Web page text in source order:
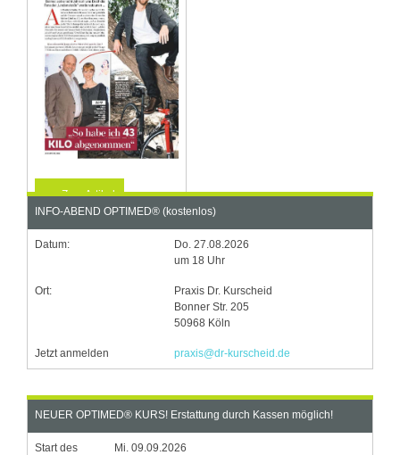
Zum Artikel
INFO-ABEND OPTIMED® (kostenlos)
Datum:
Do. 27.08.2026
um 18 Uhr
Ort:
Praxis Dr. Kurscheid
Bonner Str. 205
50968 Köln
Jetzt anmelden praxis@dr-kurscheid.de
NEUER OPTIMED® KURS! Erstattung durch Kassen möglich!
Start des
Mi. 09.09.2026